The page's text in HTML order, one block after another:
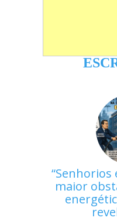
Senhorios
maior